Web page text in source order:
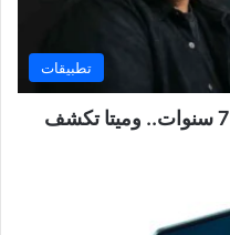
تطبيقات
رئيس واتساب يغادر منصبه بعد 7 سنوات.. وميتا تكشف